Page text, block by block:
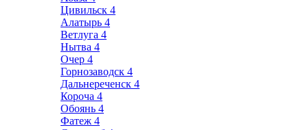
Цивильск 4
Алатырь 4
Ветлуга 4
Нытва 4
Очер 4
Горнозаводск 4
Дальнереченск 4
Короча 4
Обоянь 4
Фатеж 4